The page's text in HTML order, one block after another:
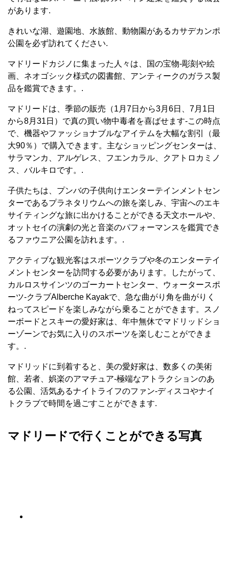
があります.
きれいな湖、遊園地、水族館、動物園があるカサデカンポ
公園を必ず訪れてください.
マドリードカジノに集まった人々は、国の宝物-彫刻や絵
画、ネオゴシック様式の図書館、アンティークのガラス製
品を鑑賞できます。.
マドリードは、季節の販売（1月7日から3月6日、7月1日
から8月31日）で真の買い物中毒者を喜ばせます-この時点
で、機器やファッショナブルなアイテムを大幅な割引（最
大90％）で購入できます。主なショッピングセンターは、
サラマンカ、アルゲレス、フエンカラル、クアトロカミノ
ス、バルキロです。.
子供たちは、プンバの子供向けエンターテインメントセン
ターであるプラネタリウムへの旅を楽しみ、宇宙へのエキ
サイティングな旅に出かけることができる天文ホールや、
オットセイの演劇の光と音楽のパフォーマンスを鑑賞でき
るファウニア公園を訪れます。.
アクティブな観光客はスポーツクラブや冬のエンターテイ
メントセンターを訪問する必要があります。したがって、
カルロスサインツのゴーカートセンター、ウォータースポ
ーツ-クラブAlberche Kayakで、急な曲がり角を曲がりく
ねってスピードを楽しみながら乗ることができます。スノ
ーボードとスキーの愛好家は、年中無休でマドリッドショ
ーゾーンでお気に入りのスポーツを楽しむことができま
す。.
マドリッドに到着すると、美の愛好家は、数多くの美術
館、若者、娯楽のアマチュア-極端なアトラクションのあ
る公園、活気あるナイトライフのファン-ディスコやナイ
トクラブで時間を過ごすことができます.
マドリードで行くことができる写真